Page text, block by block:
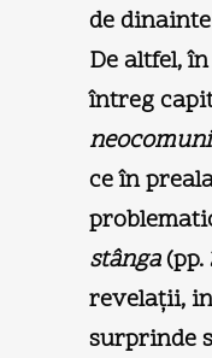
de dinainte
De altfel,
întreg
ce în
stânga(pp.
revelaţii,
surprinde